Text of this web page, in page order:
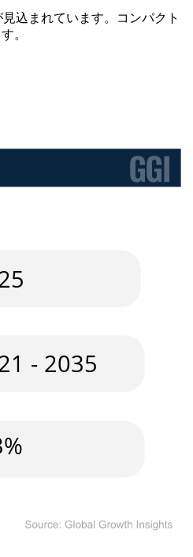
込まれています。コンパクト
。